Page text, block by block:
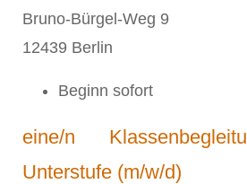
Bruno-Bürgel-Weg 9
12439 Berlin
Beginn sofort
eine/n
Unterstufe (m/w/d)